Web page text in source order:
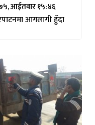
आईतवार १५:४६
आगलागी हुँदा